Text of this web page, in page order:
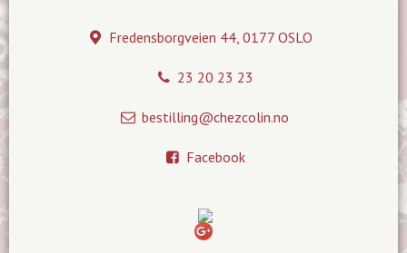
Fredensborgveien 44, 0177 OSLO
23 20 23 23
bestilling@chezcolin.no
Facebook